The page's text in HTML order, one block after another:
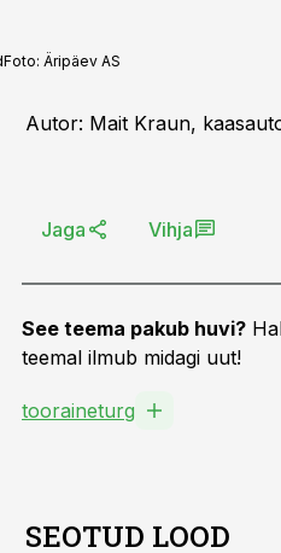
Foto: Äripäev AS
Autor: Mait Kraun,
Jaga Vihja
See teema pakub huvi?
teemal ilmub midagi uut!
tooraineturg
SEOTUD LOOD